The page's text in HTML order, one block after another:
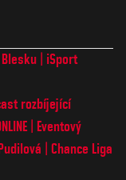
iSport
rozbíjející
Eventový
Chance Liga